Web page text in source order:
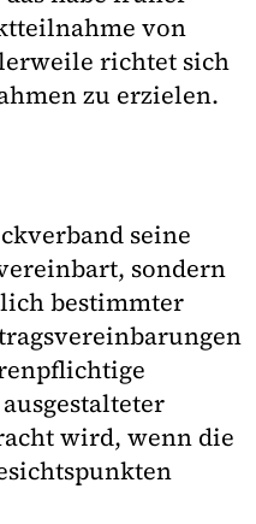
von
richtet sich
zu erzielen.
seine
sondern
bestimmter
wird, wenn die